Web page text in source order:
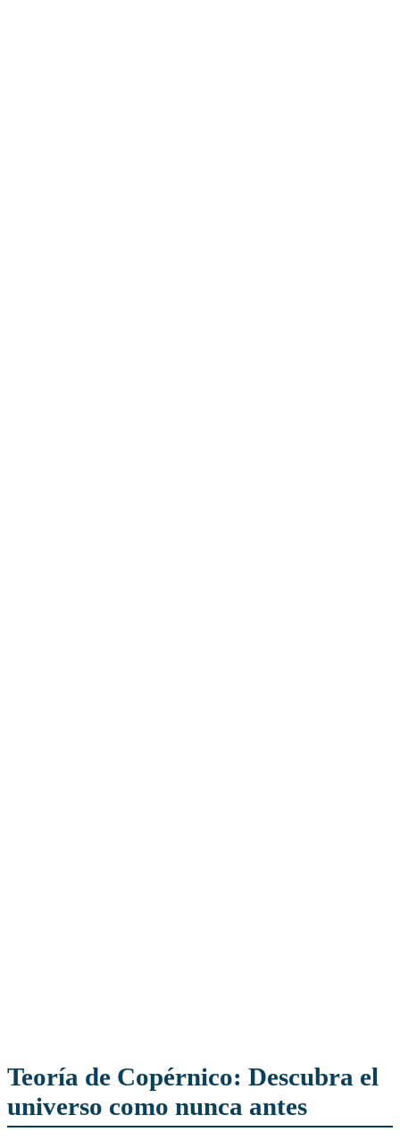
Teoría de Copérnico: Descubra el
universo como nunca antes